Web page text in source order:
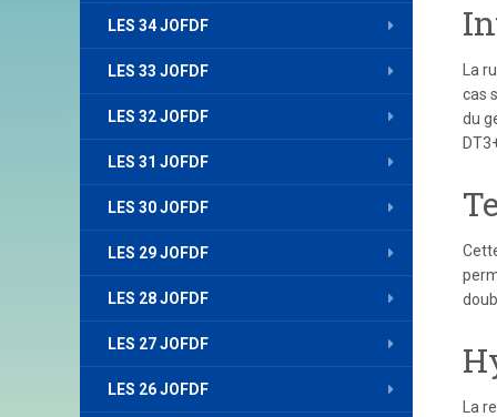
LES 34 JOFDF
LES 33 JOFDF
LES 32 JOFDF
LES 31 JOFDF
LES 30 JOFDF
LES 29 JOFDF
LES 28 JOFDF
LES 27 JOFDF
LES 26 JOFDF
La
cas
du
La